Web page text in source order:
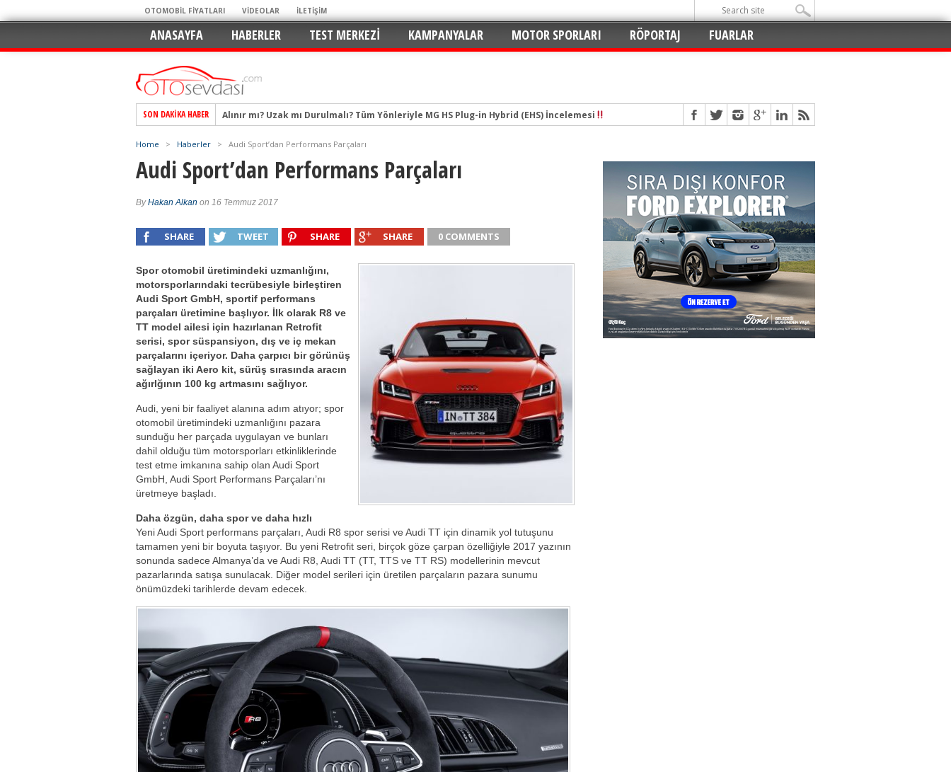
OTOMOBİL FİYATLARI VİDEOLAR İLETİŞİM
ANASAYFA HABERLER TEST MERKEZI KAMPANYALAR MOTOR SPORLARI RÖPORTAJ FUARLAR
SON DAKIKA HABER
Alpine A290 GTS: Dijital Çağın Cep Roketi
Mercedes-Benz Otomotiv ve En Yakıt İş Birliği ile Premium Konseptli İlk Hızlı Şarj İstasyonu Açıldı
Keskin Hatlar, GR Ruhu ve Maksimum Tasarruf: Toyota C-HR 1.8 Hybrid GR Sport İncelemesi
Geleceğin Kompakt Elektrikli SUV Standartları Yeniden Yazılıyor: Kia EV3 Direksiyonundayız!
Pazarın Lideri, Jurinin de Favorisi: Renault Clio İkinci Kez “Türkiye’de Yılın Otomobili” Seçildi!
Hem Şehirli Hem Tasarruflu: Yeni Peugeot 2008 Hybrid e-DCS6
TURKA’nın Dev Ağı İçin İmzalar Atıldı: 81 İlde 249 İstasyon
Alınır mı? Uzak mı Durulmalı? Tüm Yönleriyle MG HS Plug-in Hybrid (EHS) İncelemesi
Home > Haberler > Audi Sport’dan Performans Parçaları
Audi Sport’dan Performans Parçaları
ByHakan Alkan on 16 Temmuz 2017
SHARE TWEET SHARE SHARE 0 COMMENTS
Spor otomobil üretimindeki uzmanlığını,
motorsporlarındaki tecrübesiyle birleştiren
Audi Sport GmbH, sportif performans
parçaları üretimine başlıyor. İlk olarak R8 ve
TT model ailesi için hazırlanan Retrofit
serisi, spor süspansiyon, dış ve iç mekan
parçalarını içeriyor. Daha çarpıcı bir görünüş
sağlayan iki Aero kit, sürüş sırasında aracın
ağırlğının 100 kg artmasını sağlıyor.
Audi, yeni bir faaliyet alanına adım atıyor; spor
otomobil üretimindeki uzmanlığını pazara
sunduğu her parçada uygulayan ve bunları
dahil olduğu tüm motorsporları etkinliklerinde
test etme imkanına sahip olan Audi Sport
GmbH, Audi Sport Performans Parçaları’nı
üretmeye başladı.
Daha özgün, daha spor ve daha hızlı
Yeni Audi Sport performans parçaları, Audi R8 spor serisi ve Audi TT için dinamik yol tutuşunu
tamamen yeni bir boyuta taşıyor. Bu yeni Retrofit seri, birçok göze çarpan özelliğiyle 2017 yazının
sonunda sadece Almanya’da ve Audi R8, Audi TT (TT, TTS ve TT RS) modellerinin mevcut
pazarlarında satışa sunulacak. Diğer model serileri için üretilen parçaların pazara sunumu
önümüzdeki tarihlerde devam edecek.